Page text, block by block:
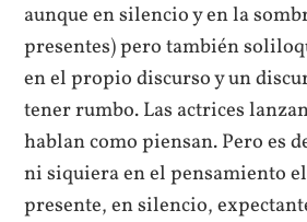
aunque en silencio y en la
presentes) pero también
en el propio discurso y un
tener rumbo. Las actrices
hablan como piensan. Pero es
ni siquiera en el pensamiento
presente, en silencio,